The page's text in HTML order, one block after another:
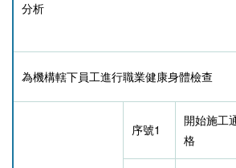
分析
為機構轄下員工進行職業健康身體檢查
序號1
開始施工
格